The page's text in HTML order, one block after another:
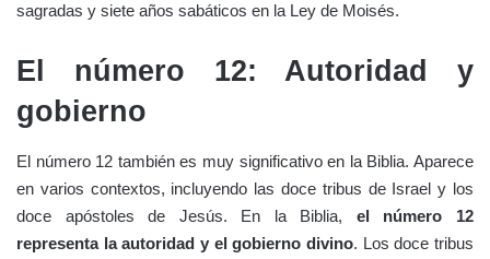
sagradas y siete años sabáticos en la Ley de Moisés.
El número 12: Autoridad y
gobierno
El número 12 también es muy significativo en la Biblia. Aparece
en varios contextos, incluyendo las doce tribus de Israel y los
doce apóstoles de Jesús. En la Biblia, el número 12
representa la autoridad y el gobierno divino. Los doce tribus